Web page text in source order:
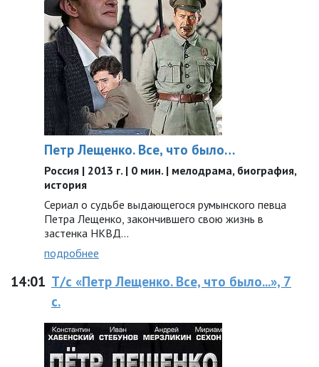
Петр Лещенко. Все, что было…
Россия | 2013 г. | 0 мин. | мелодрама, биография,
история
Сериал о судьбе выдающегося румынского певца
Петра Лещенко, закончившего свою жизнь в
застенка НКВД...
подробнее
14:01 Т/с «Петр Лещенко. Все, что было...», 7
с.